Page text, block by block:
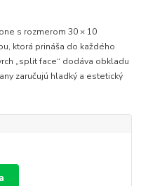
s rozmerom 30 × 10
ktorá prináša do každého
„split face“ dodáva obkladu
zaručujú hladký a estetický